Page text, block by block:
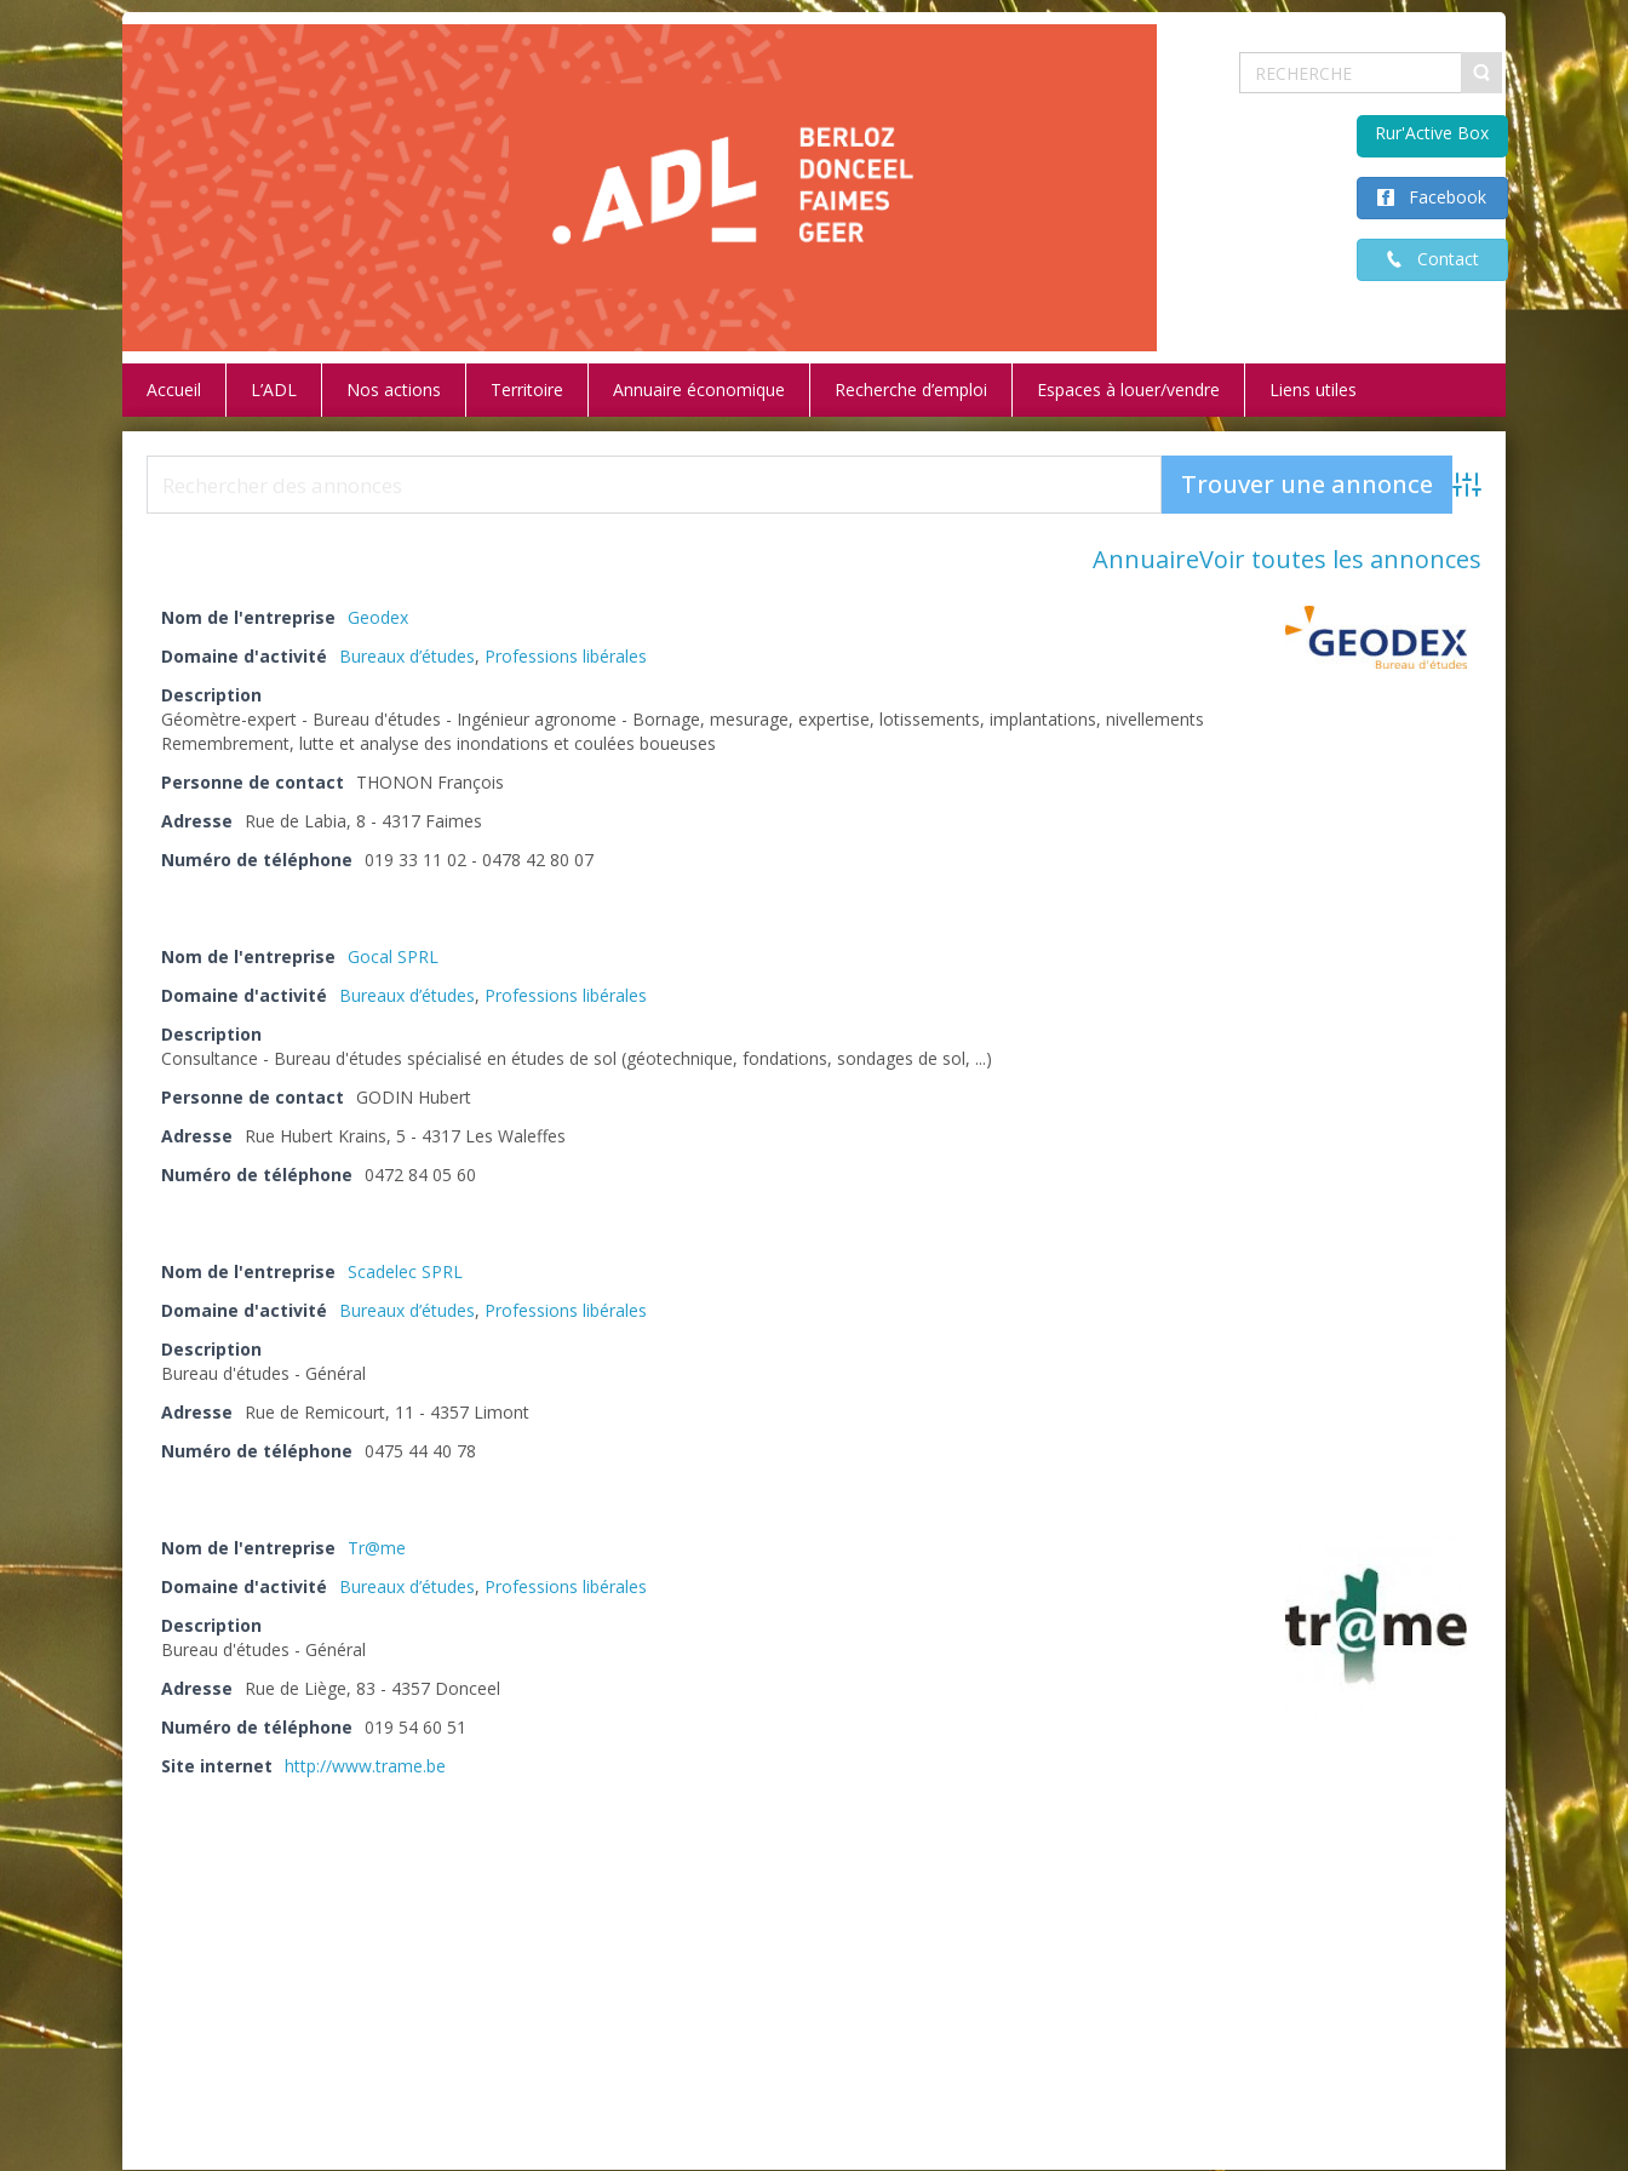
Facebook
Contact
Rur'Active Box
Accueil L’ADL Nos actions Territoire Annuaire économique Recherche d’emploi Espaces à louer/vendre Liens utiles
Advanced Search
AnnuaireVoir toutes les annonces
Nom de l'entreprise Geodex
Domaine d'activité
Bureaux d’études, Professions libérales
Description
Géomètre-expert - Bureau d'études - Ingénieur agronome - Bornage, mesurage, expertise, lotissements, implantations, nivellements
Remembrement, lutte et analyse des inondations et coulées boueuses
Personne de contact
THONON François
Adresse
Rue de Labia, 8 - 4317 Faimes
Numéro de téléphone 019 33 11 02 - 0478 42 80 07
Nom de l'entreprise Gocal SPRL
Domaine d'activité
Bureaux d’études, Professions libérales
Description
Consultance - Bureau d'études spécialisé en études de sol (géotechnique, fondations, sondages de sol, ...)
Personne de contact
GODIN Hubert
Adresse
Rue Hubert Krains, 5 - 4317 Les Waleffes
Numéro de téléphone 0472 84 05 60
Nom de l'entreprise Scadelec SPRL
Domaine d'activité
Bureaux d’études, Professions libérales
Description
Bureau d'études - Général
Adresse
Rue de Remicourt, 11 - 4357 Limont
Numéro de téléphone 0475 44 40 78
Nom de l'entreprise
Tr@me
Domaine d'activité
Bureaux d’études, Professions libérales
Description
Bureau d'études - Général
Adresse
Rue de Liège, 83 - 4357 Donceel
Numéro de téléphone 019 54 60 51
Site internet http://www.trame.be